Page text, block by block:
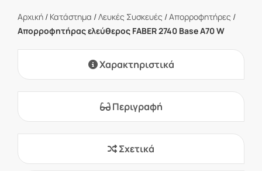
Αρχική / Κατάστημα /Λευκές Συσκευές /Απορροφητήρες /
Απορροφητήρας ελεύθερος FABER 2740 Base A70 W
Χαρακτηριστικά
Περιγραφή
Σχετικά